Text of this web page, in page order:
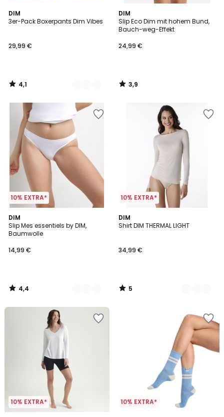
DIM
3er-Pack Boxerpants Dim Vibes
29,99 €
4,1
/ 5
3
Farben
4,1
/
DIM
Slip Eco Dim mit hohem Bund,
Bauch-weg-Effekt
24,99 €
3,9
/ 5
3,9
/
10% EXTRA*
DIM
Slip Mes essentiels by DIM,
Baumwolle
14,99 €
4,4
/ 5
3
Farben
4,4
/
10% EXTRA*
DIM
Shirt DIM THERMAL LIGHT
34,99 €
5
/
2
Farben
5
/
10% EXTRA* 10% EXTRA*